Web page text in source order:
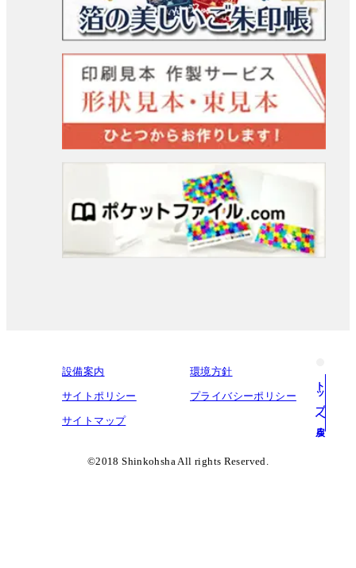
トップへ戻る
設備案内 環境方針
サイトポリシー プライバシーポリシー
サイトマップ
©︎2018 Shinkohsha All rights Reserved.